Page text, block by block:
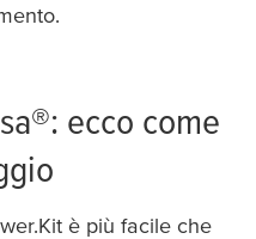
®: ecco come
è più facile che